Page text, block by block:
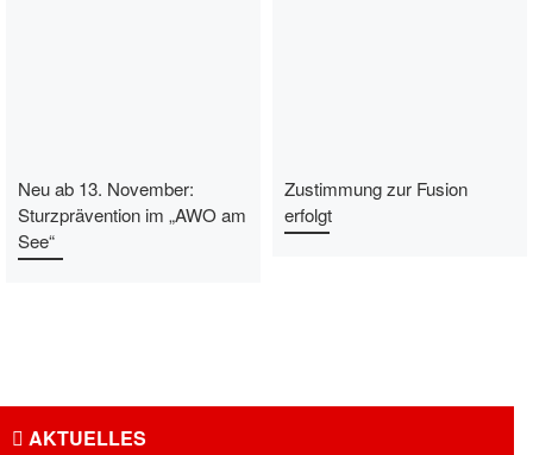
Neu ab 13. November:
Sturzprävention im „AWO am
See“
Zustimmung zur Fusion
erfolgt
AKTUELLES